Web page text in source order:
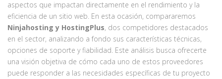
aspectos que impactan directamente en el rendimiento y la
eficiencia de un sitio web. En esta ocasión, compararemos
Ninjahosting y HostingPlus, dos competidores destacados
en el sector, analizando a fondo sus características técnicas,
opciones de soporte y fiabilidad. Este análisis busca ofrecerte
una visión objetiva de cómo cada uno de estos proveedores
puede responder a las necesidades específicas de tu proyecto